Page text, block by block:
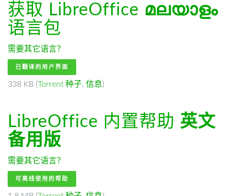
获取 LibreOffice മലയാളം
语言包
需要其它语言？
已翻译的用户界面
338 KB (Torrent 种子, 信息)
LibreOffice 内置帮助 英文
备用版
需要其它语言？
可离线使用的帮助